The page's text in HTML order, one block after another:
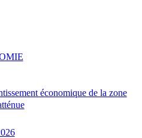
économique de la zone